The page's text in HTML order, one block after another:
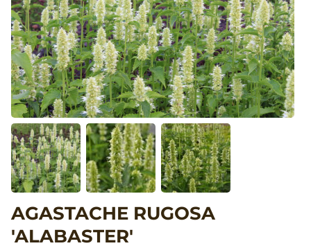
AGASTACHE RUGOSA
'ALABASTER'